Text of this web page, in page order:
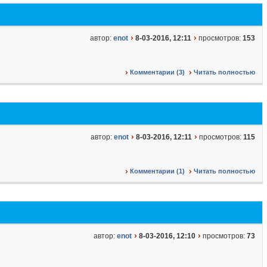
автор: enot 8-03-2016, 12:11 просмотров: 153
Комментарии (3) Читать полностью
автор: enot 8-03-2016, 12:11 просмотров: 115
Комментарии (1) Читать полностью
автор: enot 8-03-2016, 12:10 просмотров: 73